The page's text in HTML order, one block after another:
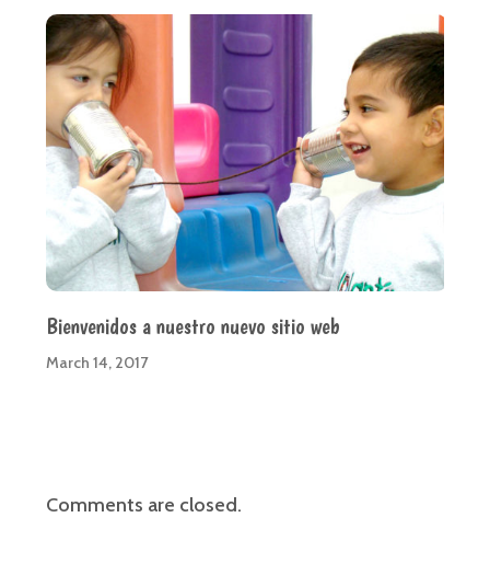
Bienvenidos a nuestro nuevo sitio web
March 14, 2017
Comments are closed.